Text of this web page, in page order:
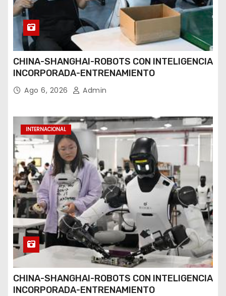
CHINA-SHANGHAI-ROBOTS CON INTELIGENCIA
INCORPORADA-ENTRENAMIENTO
Ago 6, 2026 Admin
INTERNACIONAL
CHINA-SHANGHAI-ROBOTS CON INTELIGENCIA
INCORPORADA-ENTRENAMIENTO